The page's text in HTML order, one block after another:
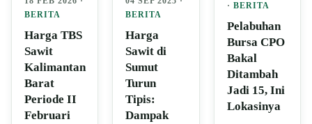
BERITA
Harga TBS
Sawit
Kalimantan
Barat
Periode II
Februari
BERITA
Harga
Sawit di
Sumut
Turun
Tipis:
Dampak
· BERITA
Pelabuhan
Bursa CPO
Bakal
Ditambah
Jadi 15, Ini
Lokasinya